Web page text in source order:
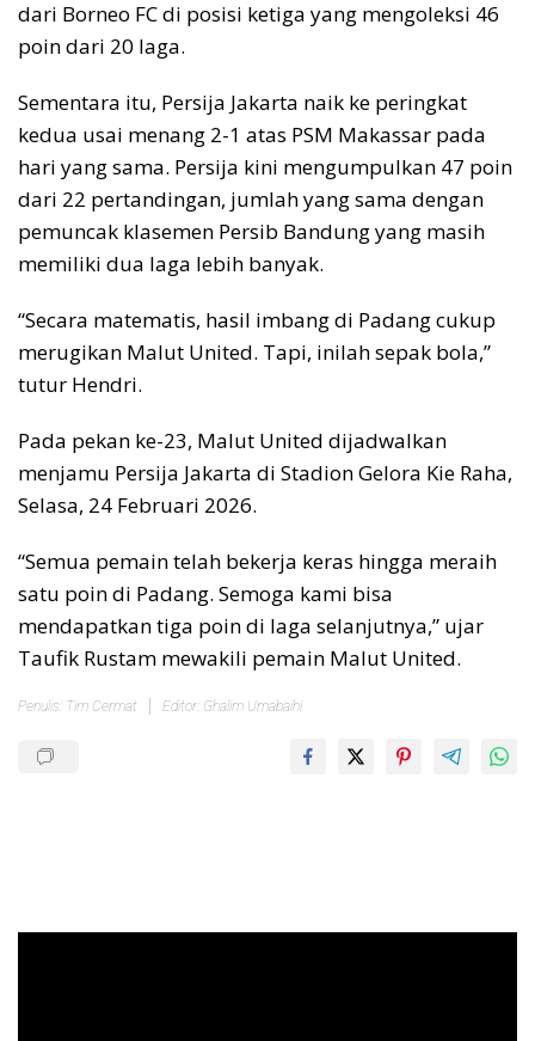
dari Borneo FC di posisi ketiga yang mengoleksi 46
poin dari 20 laga.
Sementara itu, Persija Jakarta naik ke peringkat
kedua usai menang 2-1 atas PSM Makassar pada
hari yang sama. Persija kini mengumpulkan 47 poin
dari 22 pertandingan, jumlah yang sama dengan
pemuncak klasemen Persib Bandung yang masih
memiliki dua laga lebih banyak.
“Secara matematis, hasil imbang di Padang cukup
merugikan Malut United. Tapi, inilah sepak bola,”
tutur Hendri.
Pada pekan ke-23, Malut United dijadwalkan
menjamu Persija Jakarta di Stadion Gelora Kie Raha,
Selasa, 24 Februari 2026.
“Semua pemain telah bekerja keras hingga meraih
satu poin di Padang. Semoga kami bisa
mendapatkan tiga poin di laga selanjutnya,” ujar
Taufik Rustam mewakili pemain Malut United.
Penulis: Tim Cermat Editor: Ghalim Umabaihi